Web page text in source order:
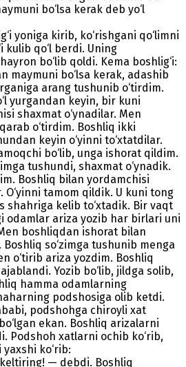
bo‘lsa kerak deb yo‘l
yoniga kirib, ko‘rishgani qo‘limni
kulib qo‘l berdi. Uning
bo‘lib qoldi. Kema boshlig‘i:
maymuni bo‘lsa kerak, adashib
arang tushunib o‘tirdim.
yurgandan keyin, bir kuni
shaxmat o‘ynadilar. Men
o‘tirdim. Boshliq ikki
keyin o‘yinni to‘xtatdilar.
bo‘lib, unga ishorat qildim.
tushundi, shaxmat o‘ynadik.
Boshliq bilan yordamchisi
O‘yinni tamom qildik. U kuni tong
shahriga kelib to‘xtadik. Bir vaqt
odamlar ariza yozib har birlari uni
boshliqdan ishorat bilan
Boshliq so‘zimga tushunib menga
o‘tirib ariza yozdim. Boshliq
Yozib bo‘lib, jildga solib,
hamma odamlarning
podshosiga olib ketdi.
podshohga chiroyli xat
ekan. Boshliq arizalarni
Podshoh xatlarni ochib ko‘rib,
ko‘rib:
— debdi. Boshliq